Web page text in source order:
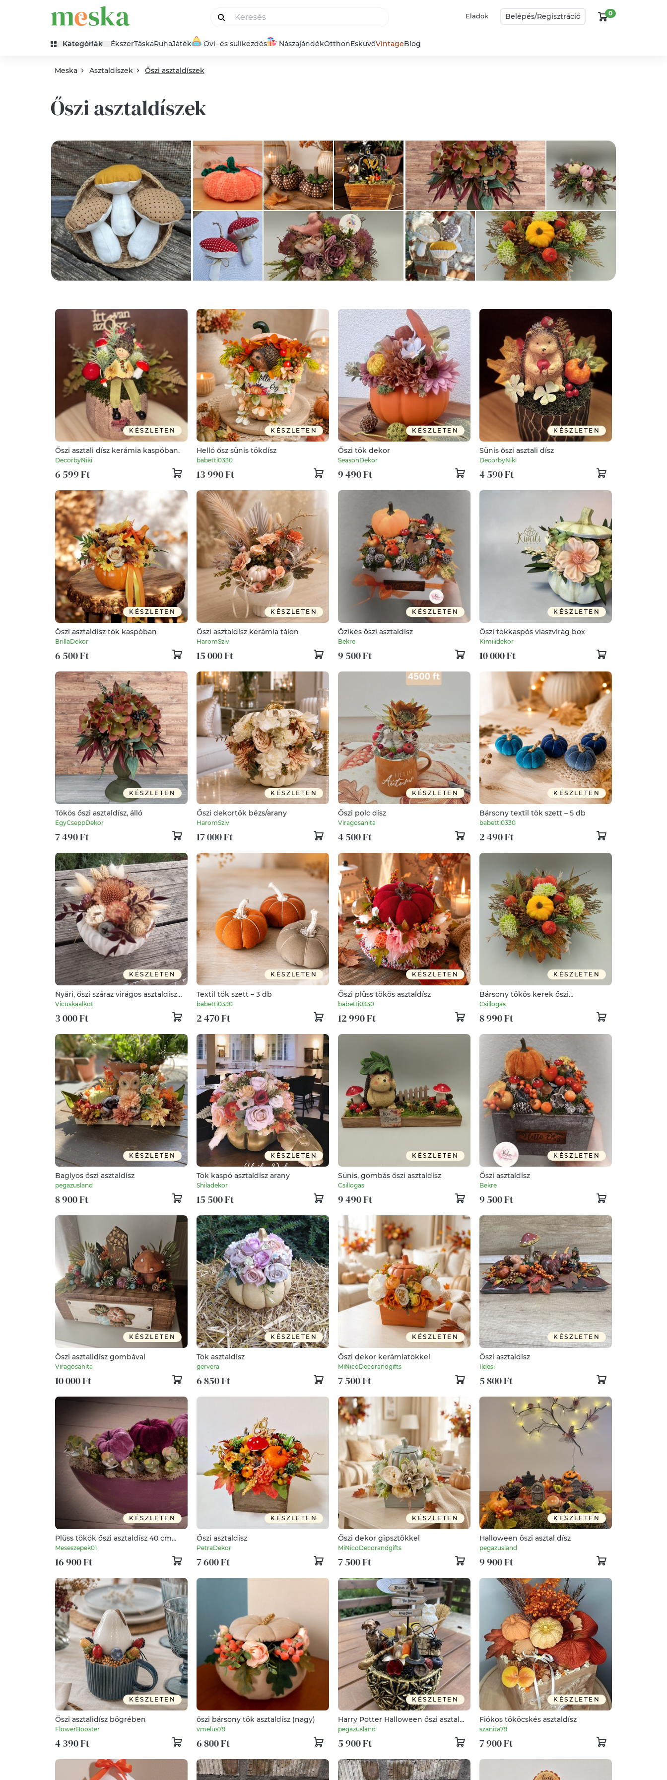
Eladok Belépés/Regisztráció 0
Kategóriák ÉkszerTáskaRuhaJáték Ovi- és sulikezdés NászajándékOtthonEsküvőVintageBlog
Meska Asztaldíszek Őszi asztaldíszek
Őszi asztaldíszek
KÉSZLETEN
Őszi asztali dísz kerámia kaspóban.
DecorbyNiki
6 599 Ft
KÉSZLETEN
Helló ősz sünis tökdísz
babetti0330
13 990 Ft
KÉSZLETEN
Őszi tök dekor
SeasonDekor
9 490 Ft
KÉSZLETEN
Sünis őszi asztali dísz
DecorbyNiki
4 590 Ft
KÉSZLETEN
Őszi asztaldísz tök kaspóban
BrillaDekor
6 500 Ft
KÉSZLETEN
Őszi asztaldísz kerámia tálon
HaromSziv
15 000 Ft
KÉSZLETEN
Őzikés őszi asztaldísz
Bekre
9 500 Ft
KÉSZLETEN
Őszi tökkaspós viaszvirág box
Kimilidekor
10 000 Ft
KÉSZLETEN
Tökös őszi asztaldísz, álló
EgyCseppDekor
7 490 Ft
KÉSZLETEN
Őszi dekortök bézs/arany
HaromSziv
17 000 Ft
KÉSZLETEN
Őszi polc dísz
Viragosanita
4 500 Ft
KÉSZLETEN
Bársony textil tök szett – 5 db
babetti0330
2 490 Ft
KÉSZLETEN
Nyári, őszi száraz virágos asztaldísz
kerámia kaspóban
Vicuskaalkot
3 000 Ft
KÉSZLETEN
Textil tök szett – 3 db
babetti0330
2 470 Ft
KÉSZLETEN
Őszi plüss tökös asztaldísz
babetti0330
12 990 Ft
KÉSZLETEN
Bársony tökös kerek őszi
asztaldísz,narancs
Csillogas
8 990 Ft
KÉSZLETEN
Baglyos őszi asztaldísz
pegazusland
8 900 Ft
KÉSZLETEN
Tök kaspó asztaldísz arany
Shiladekor
15 500 Ft
KÉSZLETEN
Sünis, gombás őszi asztaldísz
Csillogas
9 490 Ft
KÉSZLETEN
Őszi asztaldísz
Bekre
9 500 Ft
KÉSZLETEN
Őszi asztalidísz gombával
Viragosanita
10 000 Ft
KÉSZLETEN
Tök asztaldísz
gervera
6 850 Ft
KÉSZLETEN
Őszi dekor kerámiatökkel
MiNicoDecorandgifts
7 500 Ft
KÉSZLETEN
Őszi asztaldísz
Ildesi
5 800 Ft
KÉSZLETEN
Plüss tökök őszi asztaldísz 40 cm
hosszú
Meseszepek01
16 900 Ft
KÉSZLETEN
Őszi asztaldísz
PetraDekor
7 600 Ft
KÉSZLETEN
Őszi dekor gipsztökkel
MiNicoDecorandgifts
7 500 Ft
KÉSZLETEN
Halloween őszi asztal dísz
pegazusland
9 900 Ft
KÉSZLETEN
Őszi asztalidísz bögrében
FlowerBooster
4 390 Ft
őszi bársony tök asztaldísz (nagy)
vmelus79
6 800 Ft
KÉSZLETEN
Harry Potter Halloween őszi asztal
disz
pegazusland
5 900 Ft
KÉSZLETEN
Fiókos tököcskés asztaldísz
szanita79
7 900 Ft